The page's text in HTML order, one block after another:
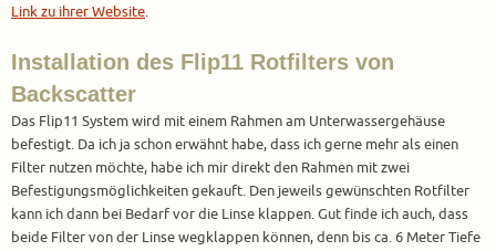
Link zu ihrer Website.
Installation des Flip11 Rotfilters von
Backscatter
Das Flip11 System wird mit einem Rahmen am Unterwassergehäuse
befestigt. Da ich ja schon erwähnt habe, dass ich gerne mehr als einen
Filter nutzen möchte, habe ich mir direkt den Rahmen mit zwei
Befestigungsmöglichkeiten gekauft. Den jeweils gewünschten Rotfilter
kann ich dann bei Bedarf vor die Linse klappen. Gut finde ich auch, dass
beide Filter von der Linse wegklappen können, denn bis ca. 6 Meter Tiefe